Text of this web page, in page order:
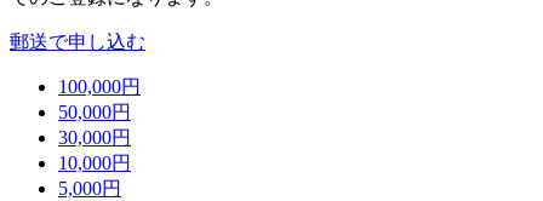
郵送で申し込む
100,000円
50,000円
30,000円
10,000円
5,000円